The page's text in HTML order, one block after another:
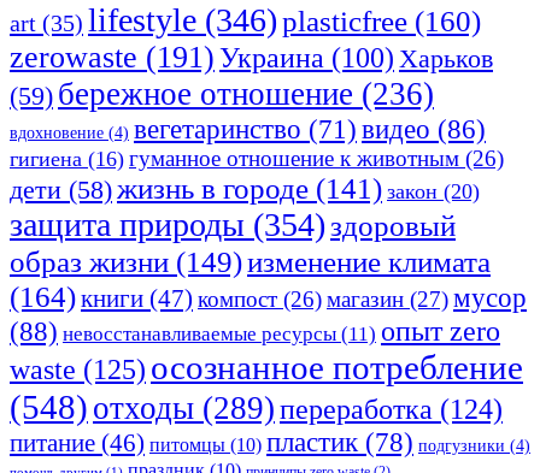
art (35) lifestyle (346)plasticfree (160)
zerowaste (191)Украина (100) Харьков
(59) бережное отношение (236)
вдохновение (4) вегетаринство (71) видео (86)
гигиена (16) гуманное отношение к животным (26)
дети (58)жизнь в городе (141) закон (20)
защита природы (354)здоровый
образ жизни (149)изменение климата
(164)книги (47) компост (26)магазин (27)мусор
(88) невосстанавливаемые ресурсы (11) опыт zero
waste (125) осознанное потребление
(548) отходы (289)переработка (124)
питание (46) питомцы (10) пластик(78) подгузники (4)